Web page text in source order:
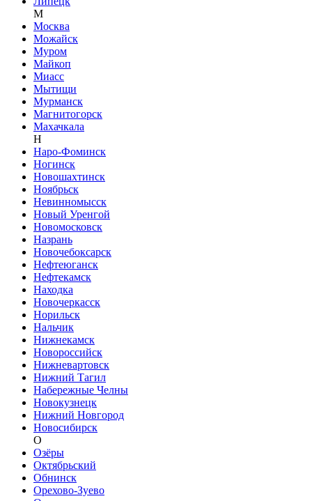
М
Москва
Можайск
Муром
Майкоп
Миасс
Мытищи
Мурманск
Магнитогорск
Махачкала
Н
Наро-Фоминск
Ногинск
Новошахтинск
Ноябрьск
Невинномысск
Новый Уренгой
Новомосковск
Назрань
Новочебоксарск
Нефтеюганск
Нефтекамск
Находка
Новочеркасск
Норильск
Нальчик
Нижнекамск
Новороссийск
Нижневартовск
Нижний Тагил
Набережные Челны
Новокузнецк
Нижний Новгород
Новосибирск
О
Озёры
Октябрьский
Обнинск
Орехово-Зуево